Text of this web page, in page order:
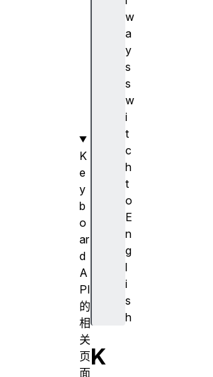
w
a
y
s
s
w
i
t
c
h
t
o
E
n
g
l
i
s
h
K
K
e
y
b
o
ar
d
A
PI
的
相
关
页
面